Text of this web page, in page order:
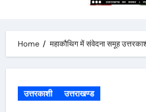
Home महाकौथिग में संवेदना समूह
उत्तरकाशी उत्तराखण्ड